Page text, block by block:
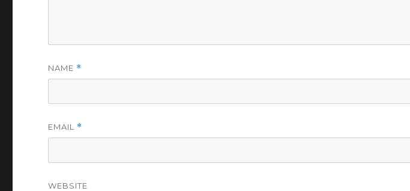
NAME *
EMAIL *
WEBSITE